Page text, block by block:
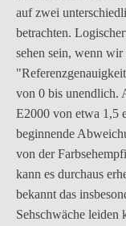
auf zwei
betrachten.
sehen sein, wenn
von 0 bis unendlich.
E2000 von etwa 1,5
beginnende
von der
kann es durchaus
bekannt das
Sehschwäche leiden